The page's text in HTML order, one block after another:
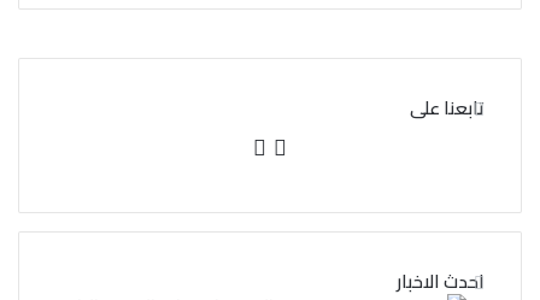
تابعنا على
ف
احدث الاخبار